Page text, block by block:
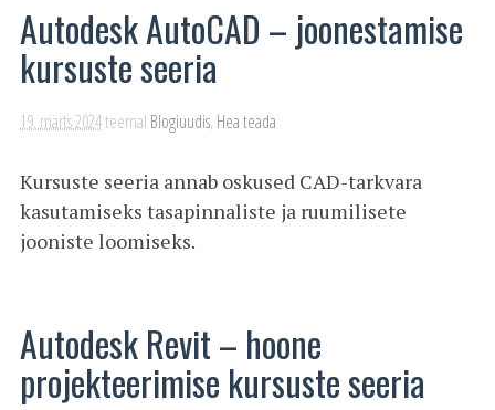
Autodesk AutoCAD – joonestamise
kursuste seeria
19. märts 2024teemal Blogiuudis, Hea teada
Kursuste seeria annab oskused CAD-tarkvara
kasutamiseks tasapinnaliste ja ruumilisete
jooniste loomiseks.
Autodesk Revit – hoone
projekteerimise kursuste seeria